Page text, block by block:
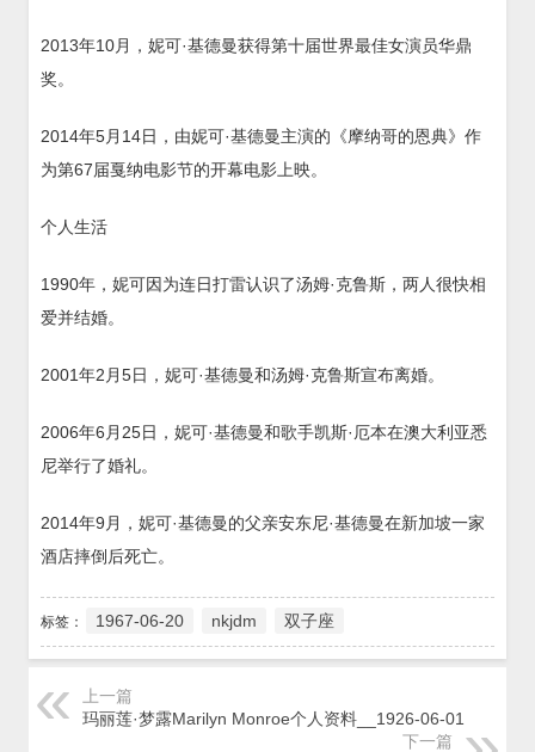
2013年10月，妮可·基德曼获得第十届世界最佳女演员华鼎
奖。
2014年5月14日，由妮可·基德曼主演的《摩纳哥的恩典》作
为第67届戛纳电影节的开幕电影上映。
个人生活
1990年，妮可因为连日打雷认识了汤姆·克鲁斯，两人很快相
爱并结婚。
2001年2月5日，妮可·基德曼和汤姆·克鲁斯宣布离婚。
2006年6月25日，妮可·基德曼和歌手凯斯·厄本在澳大利亚悉
尼举行了婚礼。
2014年9月，妮可·基德曼的父亲安东尼·基德曼在新加坡一家
酒店摔倒后死亡。
标签： 1967-06-20 nkjdm 双子座
上一篇
玛丽莲·梦露Marilyn Monroe个人资料__1926-06-01
下一篇